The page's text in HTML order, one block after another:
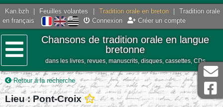
Kan.bzh Feuilles volantes Tradition orale en breton
Tradition orale
en français
Connexion Créer un compte
Menu
Chansons de tradition orale en langue
bretonne
dans les livres, revues, manuscrits, disques, cassettes, CDs
Retour à la recherche
Lieu : Pont-Croix